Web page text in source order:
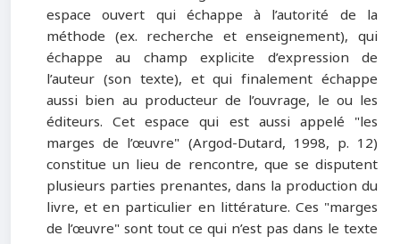
espace ouvert qui échappe à l’autorité de la
méthode (ex. recherche et enseignement), qui
échappe au champ explicite d’expression de
l’auteur (son texte), et qui finalement échappe
aussi bien au producteur de l’ouvrage, le ou les
éditeurs. Cet espace qui est aussi appelé "les
marges de l’œuvre" (Argod-Dutard, 1998, p. 12)
constitue un lieu de rencontre, que se disputent
plusieurs parties prenantes, dans la production du
livre, et en particulier en littérature. Ces "marges
de l’œuvre"sont tout ce qui n’est pas dans le texte